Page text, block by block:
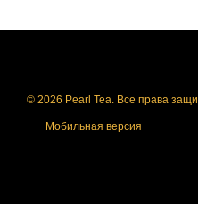
© 2026 Pearl Tea. Все права
Мобильная версия